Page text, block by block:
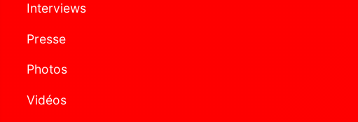
Interviews
Presse
Photos
Vidéos